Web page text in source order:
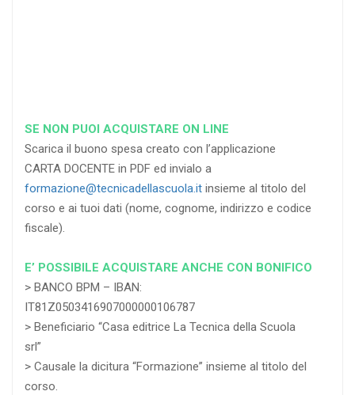
SE NON PUOI ACQUISTARE ON LINE
Scarica il buono spesa creato con l’applicazione
CARTA DOCENTE in PDF ed invialo a
formazione@tecnicadellascuola.it insieme al titolo del
corso e ai tuoi dati (nome, cognome, indirizzo e codice
fiscale).
E’ POSSIBILE ACQUISTARE ANCHE CON BONIFICO
> BANCO BPM – IBAN:
IT81Z0503416907000000106787
> Beneficiario “Casa editrice La Tecnica della Scuola
srl”
> Causale la dicitura “Formazione” insieme al titolo del
corso.